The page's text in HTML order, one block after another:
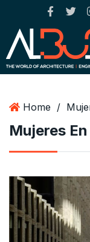
Home /
Mujeres